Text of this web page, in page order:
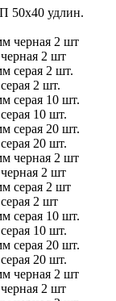
50х40 удлин.
2 шт
2 шт.
10 шт.
20 шт.
2 шт
2 шт
10 шт.
20 шт.
2 шт